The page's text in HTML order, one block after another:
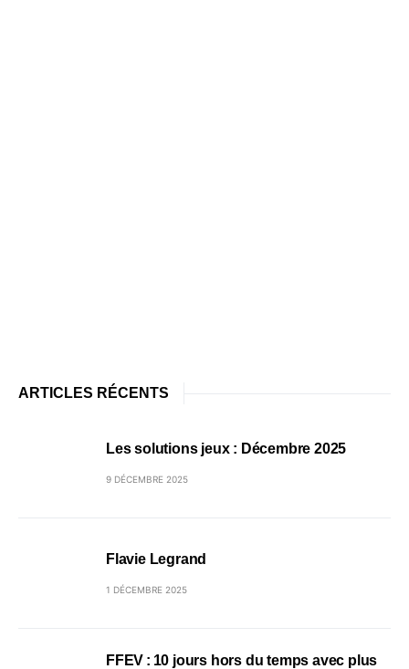
ARTICLES RÉCENTS
Les solutions jeux : Décembre 2025
9 DÉCEMBRE 2025
Flavie Legrand
1 DÉCEMBRE 2025
FFEV : 10 jours hors du temps avec plus